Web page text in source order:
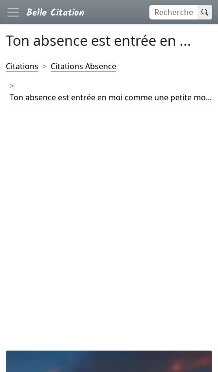
Ton absence est entrée en ...
Citations Citations Absence
Ton absence est entrée en moi comme une petite mo...